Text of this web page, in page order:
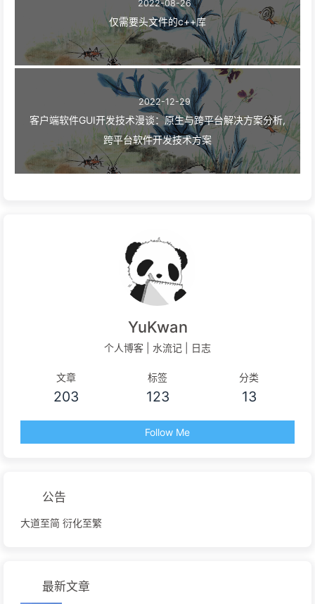
2022-08-26
仅需要头文件的c++库
2022-12-29
客户端软件GUI开发技术漫谈：原生与跨平台解决方案分析,
跨平台软件开发技术方案
YuKwan
个人博客 | 水流记 | 日志
文章
203
标签
123
分类
13
Follow Me
公告
大道至简 衍化至繁
最新文章